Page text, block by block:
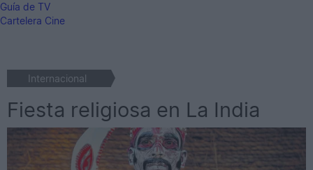
Guía de TV
Cartelera Cine
Internacional
Fiesta religiosa en La India